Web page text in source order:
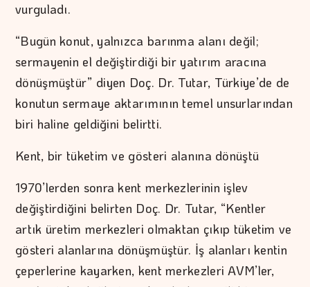
vurguladı.
“Bugün konut, yalnızca barınma alanı değil;
sermayenin el değiştirdiği bir yatırım aracına
dönüşmüştür” diyen Doç. Dr. Tutar, Türkiye’de de
konutun sermaye aktarımının temel unsurlarından
biri haline geldiğini belirtti.
Kent, bir tüketim ve gösteri alanına dönüştü
1970’lerden sonra kent merkezlerinin işlev
değiştirdiğini belirten Doç. Dr. Tutar, “Kentler
artık üretim merkezleri olmaktan çıkıp tüketim ve
gösteri alanlarına dönüşmüştür. İş alanları kentin
çeperlerine kayarken, kent merkezleri AVM’ler,